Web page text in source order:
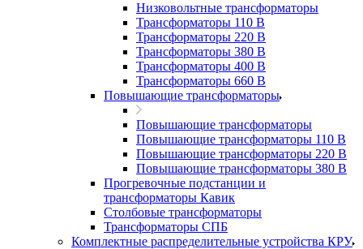
Низковольтные трансформаторы
Трансформаторы 110 В
Трансформаторы 220 В
Трансформаторы 380 В
Трансформаторы 400 В
Трансформаторы 660 В
Повышающие трансформаторы
Повышающие трансформаторы
Повышающие трансформаторы 110 В
Повышающие трансформаторы 220 В
Повышающие трансформаторы 380 В
Прогревочные подстанции и
трансформаторы Кавик
Столбовые трансформаторы
Трансформаторы СПБ
Комплектные распределительные устройства КРУ